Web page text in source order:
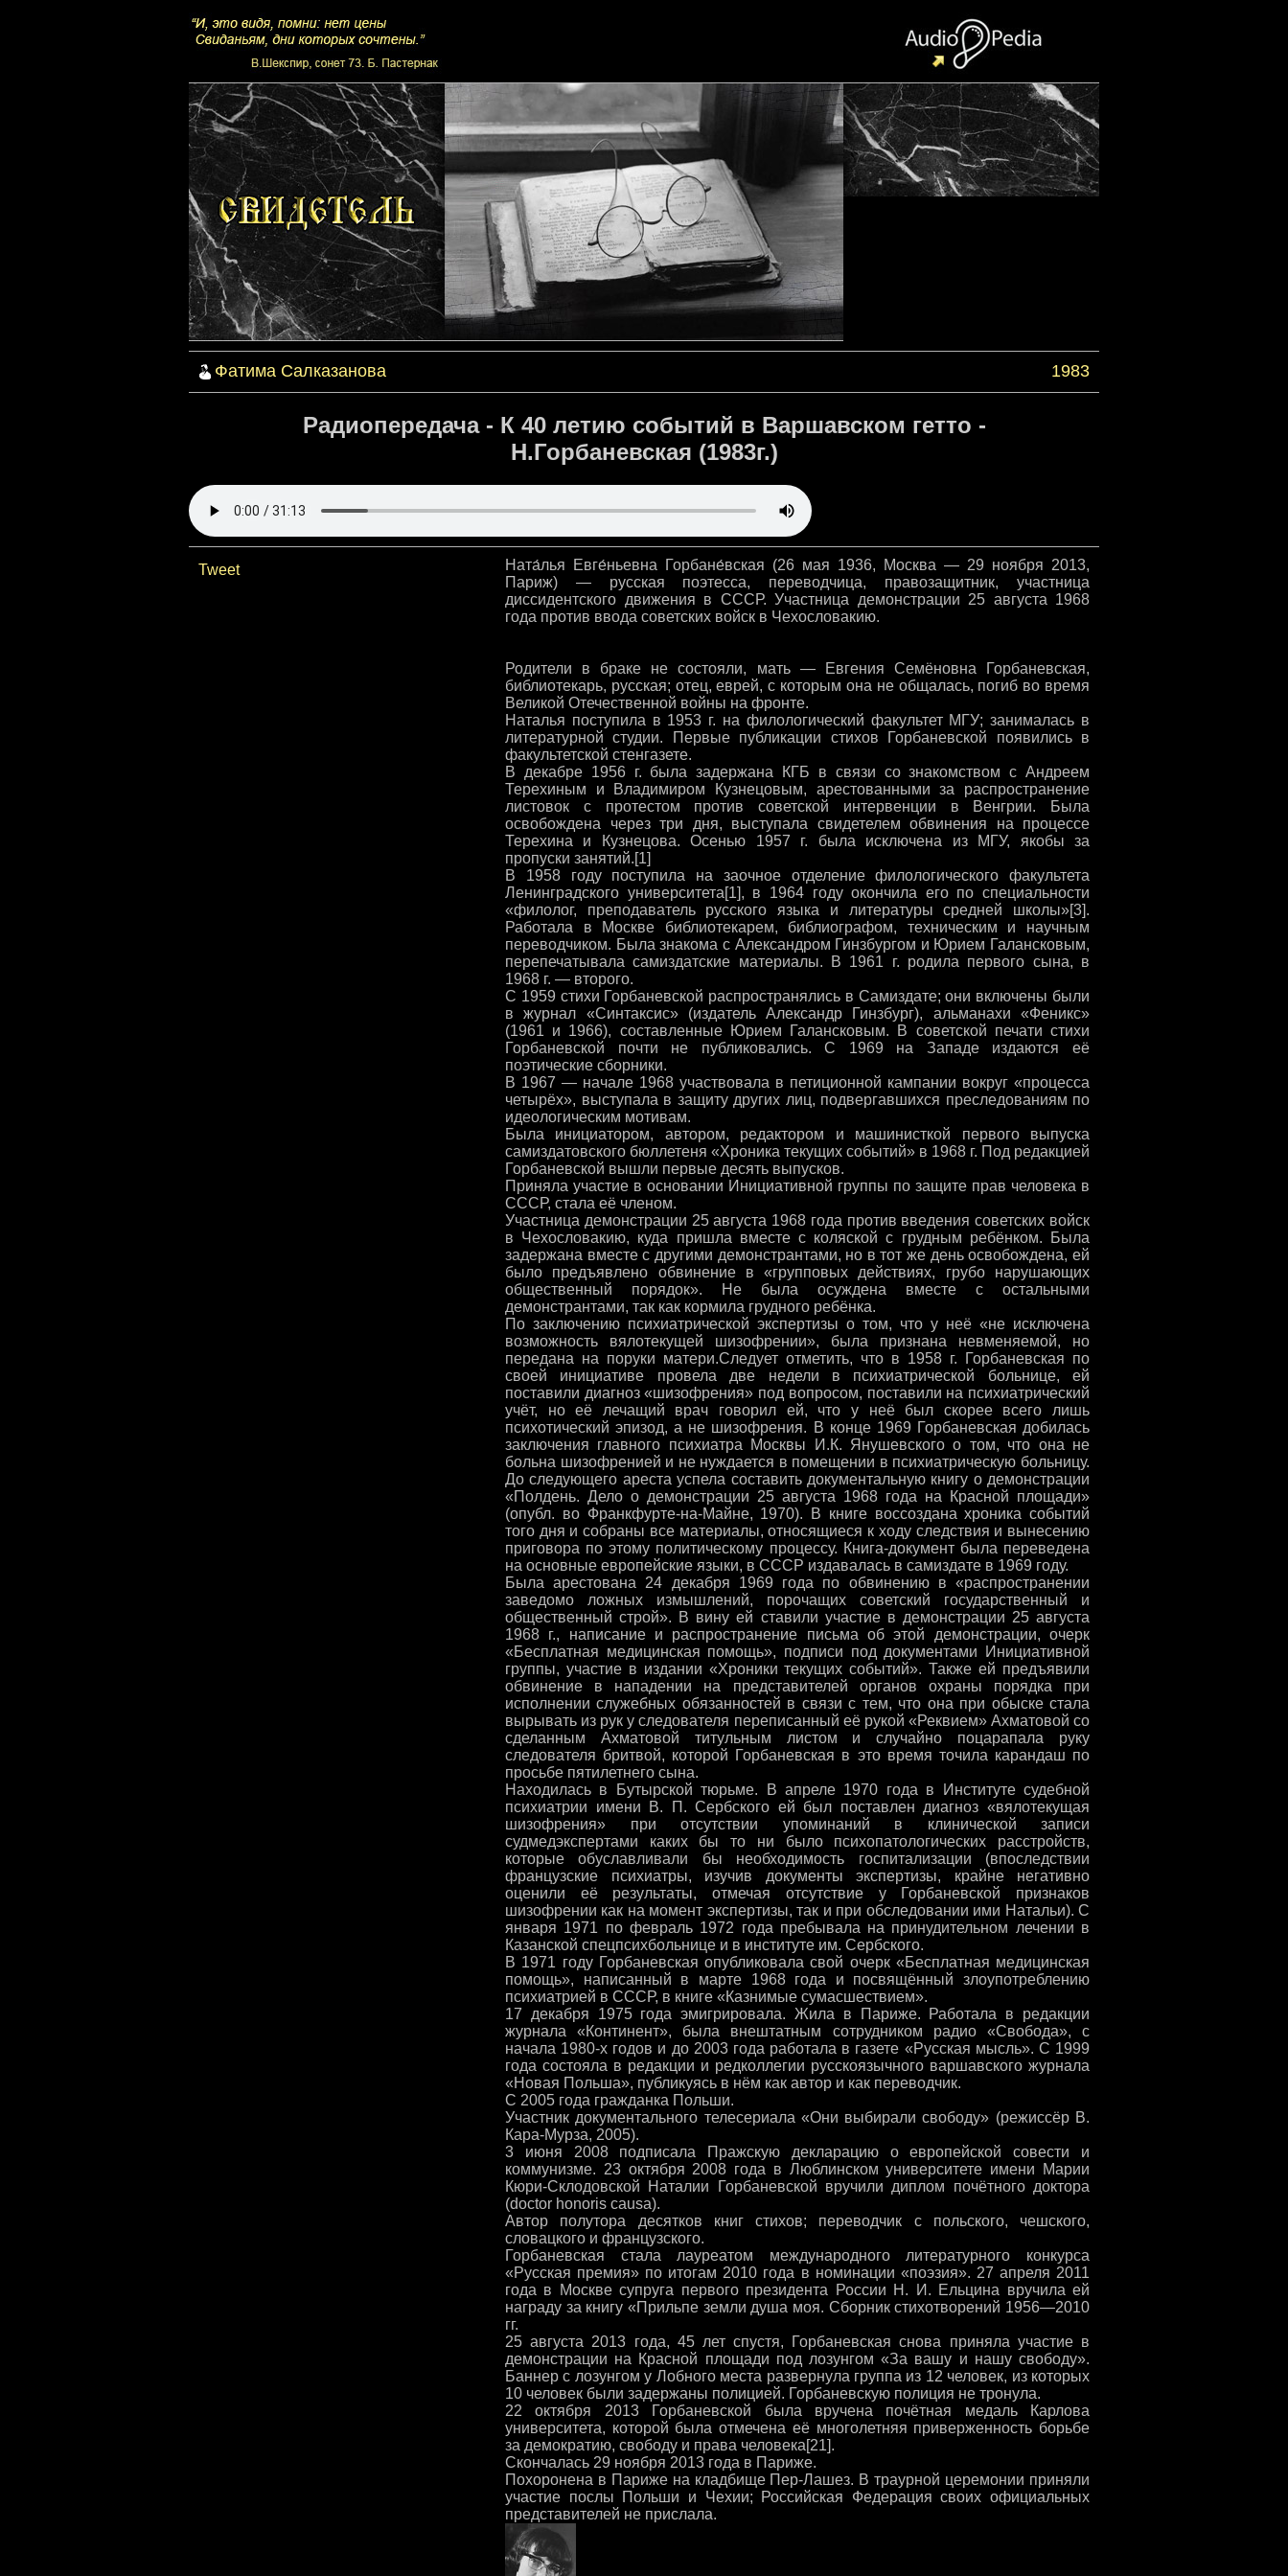
Фатима Салказанова 1983
Радиопередача - К 40 летию событий в Варшавском гетто -
Н.Горбаневская (1983г.)
Tweet
Ната́лья Евге́ньевна Горбане́вская (26 мая 1936, Москва — 29 ноября 2013,
Париж) — русская поэтесса, переводчица, правозащитник, участница
диссидентского движения в СССР. Участница демонстрации 25 августа 1968
года против ввода советских войск в Чехословакию.
Родители в браке не состояли, мать — Евгения Семёновна Горбаневская,
библиотекарь, русская; отец, еврей, с которым она не общалась, погиб во время
Великой Отечественной войны на фронте.
Наталья поступила в 1953 г. на филологический факультет МГУ; занималась в
литературной студии. Первые публикации стихов Горбаневской появились в
факультетской стенгазете.
В декабре 1956 г. была задержана КГБ в связи со знакомством с Андреем
Терехиным и Владимиром Кузнецовым, арестованными за распространение
листовок с протестом против советской интервенции в Венгрии. Была
освобождена через три дня, выступала свидетелем обвинения на процессе
Терехина и Кузнецова. Осенью 1957 г. была исключена из МГУ, якобы за
пропуски занятий.[1]
В 1958 году поступила на заочное отделение филологического факультета
Ленинградского университета[1], в 1964 году окончила его по специальности
«филолог, преподаватель русского языка и литературы средней школы»[3].
Работала в Москве библиотекарем, библиографом, техническим и научным
переводчиком. Была знакома с Александром Гинзбургом и Юрием Галансковым,
перепечатывала самиздатские материалы. В 1961 г. родила первого сына, в
1968 г. — второго.
С 1959 стихи Горбаневской распространялись в Самиздате; они включены были
в журнал «Синтаксис» (издатель Александр Гинзбург), альманахи «Феникс»
(1961 и 1966), составленные Юрием Галансковым. В советской печати стихи
Горбаневской почти не публиковались. С 1969 на Западе издаются её
поэтические сборники.
В 1967 — начале 1968 участвовала в петиционной кампании вокруг «процесса
четырёх», выступала в защиту других лиц, подвергавшихся преследованиям по
идеологическим мотивам.
Была инициатором, автором, редактором и машинисткой первого выпуска
самиздатовского бюллетеня «Хроника текущих событий» в 1968 г. Под редакцией
Горбаневской вышли первые десять выпусков.
Приняла участие в основании Инициативной группы по защите прав человека в
СССР, стала её членом.
Участница демонстрации 25 августа 1968 года против введения советских войск
в Чехословакию, куда пришла вместе с коляской с грудным ребёнком. Была
задержана вместе с другими демонстрантами, но в тот же день освобождена, ей
было предъявлено обвинение в «групповых действиях, грубо нарушающих
общественный порядок». Не была осуждена вместе с остальными
демонстрантами, так как кормила грудного ребёнка.
По заключению психиатрической экспертизы о том, что у неё «не исключена
возможность вялотекущей шизофрении», была признана невменяемой, но
передана на поруки матери.Следует отметить, что в 1958 г. Горбаневская по
своей инициативе провела две недели в психиатрической больнице, ей
поставили диагноз «шизофрения» под вопросом, поставили на психиатрический
учёт, но её лечащий врач говорил ей, что у неё был скорее всего лишь
психотический эпизод, а не шизофрения. В конце 1969 Горбаневская добилась
заключения главного психиатра Москвы И.К. Янушевского о том, что она не
больна шизофренией и не нуждается в помещении в психиатрическую больницу.
До следующего ареста успела составить документальную книгу о демонстрации
«Полдень. Дело о демонстрации 25 августа 1968 года на Красной площади»
(опубл. во Франкфурте-на-Майне, 1970). В книге воссоздана хроника событий
того дня и собраны все материалы, относящиеся к ходу следствия и вынесению
приговора по этому политическому процессу. Книга-документ была переведена
на основные европейские языки, в СССР издавалась в самиздате в 1969 году.
Была арестована 24 декабря 1969 года по обвинению в «распространении
заведомо ложных измышлений, порочащих советский государственный и
общественный строй». В вину ей ставили участие в демонстрации 25 августа
1968 г., написание и распространение письма об этой демонстрации, очерк
«Бесплатная медицинская помощь», подписи под документами Инициативной
группы, участие в издании «Хроники текущих событий». Также ей предъявили
обвинение в нападении на представителей органов охраны порядка при
исполнении служебных обязанностей в связи с тем, что она при обыске стала
вырывать из рук у следователя переписанный её рукой «Реквием» Ахматовой со
сделанным Ахматовой титульным листом и случайно поцарапала руку
следователя бритвой, которой Горбаневская в это время точила карандаш по
просьбе пятилетнего сына.
Находилась в Бутырской тюрьме. В апреле 1970 года в Институте судебной
психиатрии имени В. П. Сербского ей был поставлен диагноз «вялотекущая
шизофрения» при отсутствии упоминаний в клинической записи
судмедэкспертами каких бы то ни было психопатологических расстройств,
которые обуславливали бы необходимость госпитализации (впоследствии
французские психиатры, изучив документы экспертизы, крайне негативно
оценили её результаты, отмечая отсутствие у Горбаневской признаков
шизофрении как на момент экспертизы, так и при обследовании ими Натальи). С
января 1971 по февраль 1972 года пребывала на принудительном лечении в
Казанской спецпсихбольнице и в институте им. Сербского.
В 1971 году Горбаневская опубликовала свой очерк «Бесплатная медицинская
помощь», написанный в марте 1968 года и посвящённый злоупотреблению
психиатрией в СССР, в книге «Казнимые сумасшествием».
17 декабря 1975 года эмигрировала. Жила в Париже. Работала в редакции
журнала «Континент», была внештатным сотрудником радио «Свобода», с
начала 1980-х годов и до 2003 года работала в газете «Русская мысль». С 1999
года состояла в редакции и редколлегии русскоязычного варшавского журнала
«Новая Польша», публикуясь в нём как автор и как переводчик.
С 2005 года гражданка Польши.
Участник документального телесериала «Они выбирали свободу» (режиссёр В.
Кара-Мурза, 2005).
3 июня 2008 подписала Пражскую декларацию о европейской совести и
коммунизме. 23 октября 2008 года в Люблинском университете имени Марии
Кюри-Склодовской Наталии Горбаневской вручили диплом почётного доктора
(doctor honoris causa).
Автор полутора десятков книг стихов; переводчик с польского, чешского,
словацкого и французского.
Горбаневская стала лауреатом международного литературного конкурса
«Русская премия» по итогам 2010 года в номинации «поэзия». 27 апреля 2011
года в Москве супруга первого президента России Н. И. Ельцина вручила ей
награду за книгу «Прильпе земли душа моя. Сборник стихотворений 1956—2010
гг.
25 августа 2013 года, 45 лет спустя, Горбаневская снова приняла участие в
демонстрации на Красной площади под лозунгом «За вашу и нашу свободу».
Баннер с лозунгом у Лобного места развернула группа из 12 человек, из которых
10 человек были задержаны полицией. Горбаневскую полиция не тронула.
22 октября 2013 Горбаневской была вручена почётная медаль Карлова
университета, которой была отмечена её многолетняя приверженность борьбе
за демократию, свободу и права человека[21].
Скончалась 29 ноября 2013 года в Париже.
Похоронена в Париже на кладбище Пер-Лашез. В траурной церемонии приняли
участие послы Польши и Чехии; Российская Федерация своих официальных
представителей не прислала.